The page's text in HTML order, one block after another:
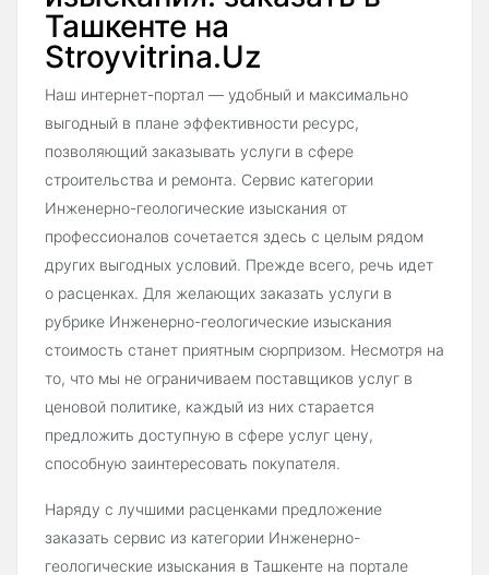
Ташкенте на
Stroyvitrina.Uz
Наш интернет-портал — удобный и максимально
выгодный в плане эффективности ресурс,
позволяющий заказывать услуги в сфере
строительства и ремонта. Сервис категории
Инженерно-геологические изыскания от
профессионалов сочетается здесь с целым рядом
других выгодных условий. Прежде всего, речь идет
о расценках. Для желающих заказать услуги в
рубрике Инженерно-геологические изыскания
стоимость станет приятным сюрпризом. Несмотря на
то, что мы не ограничиваем поставщиков услуг в
ценовой политике, каждый из них старается
предложить доступную в сфере услуг цену,
способную заинтересовать покупателя.
Наряду с лучшими расценками предложение
заказать сервис из категории Инженерно-
геологические изыскания в Ташкенте на портале